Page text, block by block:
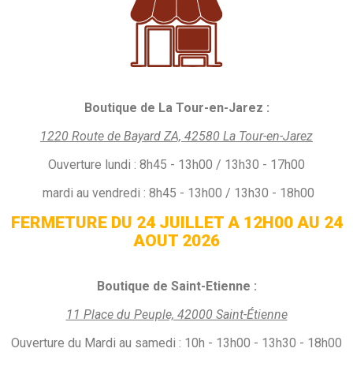
Boutique de La Tour-en-Jarez :
1220 Route de Bayard ZA, 42580 La Tour-en-Jarez
Ouverture lundi : 8h45 - 13h00 / 13h30 - 17h00
mardi au vendredi : 8h45 - 13h00 / 13h30 - 18h00
FERMETURE DU 24 JUILLET A 12H00 AU 24
AOUT 2026
Boutique de Saint-Etienne :
11 Place du Peuple, 42000 Saint-Étienne
Ouverture du Mardi au samedi : 10h - 13h00 - 13h30 - 18h00